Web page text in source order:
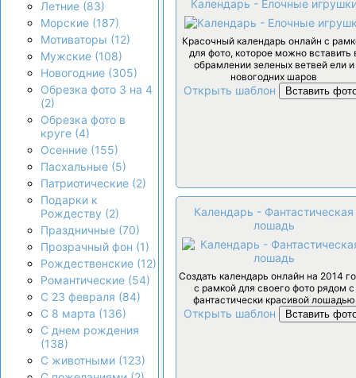
Летние (83)
Морские (187)
Мотиваторы (12)
Мужские (108)
Новогодние (305)
Обрезка фото 3 на 4
(2)
Обрезка фото в
круге (4)
Осенние (155)
Пасхальные (5)
Патриотические (2)
Подарки к
Рождеству (2)
Праздничные (70)
Прозрачный фон (1)
Рождественские (12)
Романтические (54)
С 23 февраля (84)
С 8 марта (136)
С днем рождения
(138)
С животными (123)
Календарь - Елочные
Красочный календарь онлайн с
для фото, которое можно вставить
обрамлении зеленых ветвей ели и
новогодних шаров
Открыть шаблон Вставить
Календарь - Фантастическая
лошадь
Создать календарь онлайн на 2014
с рамкой для своего фото рядом с
фантастически красивой лошадью
Открыть шаблон Вставить